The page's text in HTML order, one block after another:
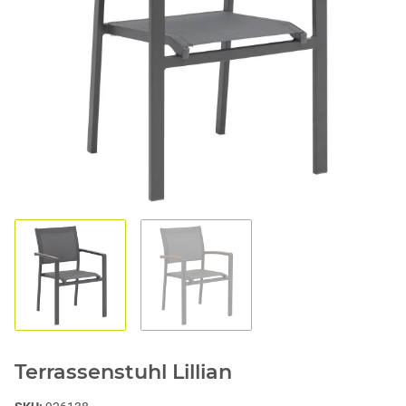
Terrassenstuhl Lillian